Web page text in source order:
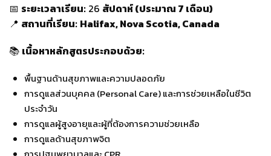
📅 ระยะเวลาเรียน: 26 สัปดาห์ (ประมาณ 7 เดือน)
📍 สถานที่เรียน: Halifax, Nova Scotia, Canada
📚 เนื้อหาหลักสูตรประกอบด้วย:
พื้นฐานด้านสุขภาพและความปลอดภัย
การดูแลส่วนบุคคล (Personal Care) และการช่วยเหลือในชีวิต
ประจำวัน
การดูแลผู้สูงอายุและผู้ที่ต้องการความช่วยเหลือ
การดูแลด้านสุขภาพจิต